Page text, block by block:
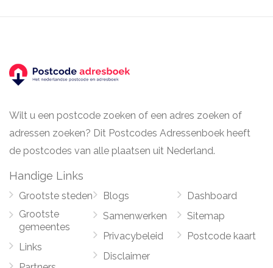
Wilt u een postcode zoeken of een adres zoeken of
adressen zoeken? Dit Postcodes Adressenboek heeft
de postcodes van alle plaatsen uit Nederland.
Handige Links
Grootste steden
Grootste
gemeentes
Links
Blogs
Samenwerken
Privacybeleid
Disclaimer
Dashboard
Sitemap
Postcode kaart